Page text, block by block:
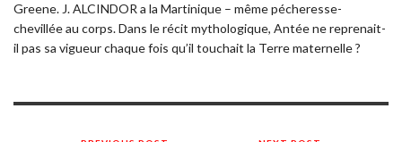
Greene. J. ALCINDOR a la Martinique – même pécheresse-
chevillée au corps. Dans le récit mythologique, Antée ne reprenait-
il pas sa vigueur chaque fois qu’il touchait la Terre maternelle ?